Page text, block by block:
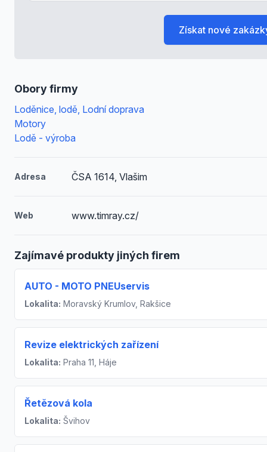
Obory firmy
Loděnice, lodě, Lodní doprava
Motory
Lodě - výroba
Adresa ČSA 1614, Vlašim
Web www.timray.cz/
Zajímavé produkty jiných firem
AUTO - MOTO PNEUservis
Lokalita: Moravský Krumlov, Rakšice
Revize elektrických zařízení
Lokalita: Praha 11, Háje
Řetězová kola
Lokalita: Švihov
Získat nové